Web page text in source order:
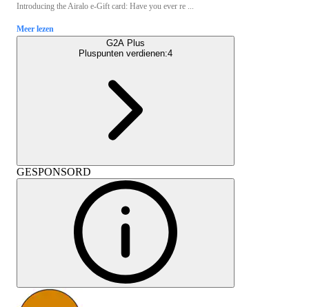
Introducing the Airalo e-Gift card: Have you ever re ...
Meer lezen
G2A Plus
Pluspunten verdienen:4
GESPONSORD